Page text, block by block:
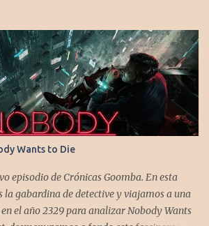
uno, se adapte a tus gustos. Si te gusta este
saber para crear nuevas entradas con
Cuphead En la mente de los dos
la idea de fusionar el arte de las
clásica con un juego de disparos (al estilo
una apuesta ganadora. En la ejecución, la
Posee un excelente diseño de niveles,
desafiantes y una música
que te mantiene enganchado a pesar de su
Wants to Die
episodio de Crónicas Goomba. En esta
la gabardina de detective y viajamos a una
el año 2329 para analizar Nobody Wants